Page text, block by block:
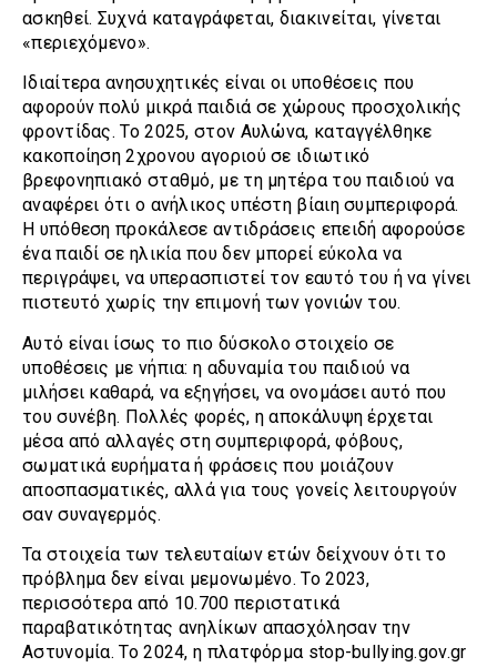
ασκηθεί. Συχνά καταγράφεται, διακινείται, γίνεται
«περιεχόμενο».
Ιδιαίτερα ανησυχητικές είναι οι υποθέσεις που
αφορούν πολύ μικρά παιδιά σε χώρους προσχολικής
φροντίδας. Το 2025, στον Αυλώνα, καταγγέλθηκε
κακοποίηση 2χρονου αγοριού σε ιδιωτικό
βρεφονηπιακό σταθμό, με τη μητέρα του παιδιού να
αναφέρει ότι ο ανήλικος υπέστη βίαιη συμπεριφορά.
Η υπόθεση προκάλεσε αντιδράσεις επειδή αφορούσε
ένα παιδί σε ηλικία που δεν μπορεί εύκολα να
περιγράψει, να υπερασπιστεί τον εαυτό του ή να γίνει
πιστευτό χωρίς την επιμονή των γονιών του.
Αυτό είναι ίσως το πιο δύσκολο στοιχείο σε
υποθέσεις με νήπια: η αδυναμία του παιδιού να
μιλήσει καθαρά, να εξηγήσει, να ονομάσει αυτό που
του συνέβη. Πολλές φορές, η αποκάλυψη έρχεται
μέσα από αλλαγές στη συμπεριφορά, φόβους,
σωματικά ευρήματα ή φράσεις που μοιάζουν
αποσπασματικές, αλλά για τους γονείς λειτουργούν
σαν συναγερμός.
Τα στοιχεία των τελευταίων ετών δείχνουν ότι το
πρόβλημα δεν είναι μεμονωμένο. Το 2023,
περισσότερα από 10.700 περιστατικά
παραβατικότητας ανηλίκων απασχόλησαν την
Αστυνομία. Το 2024, η πλατφόρμα stop-bullying.gov.gr